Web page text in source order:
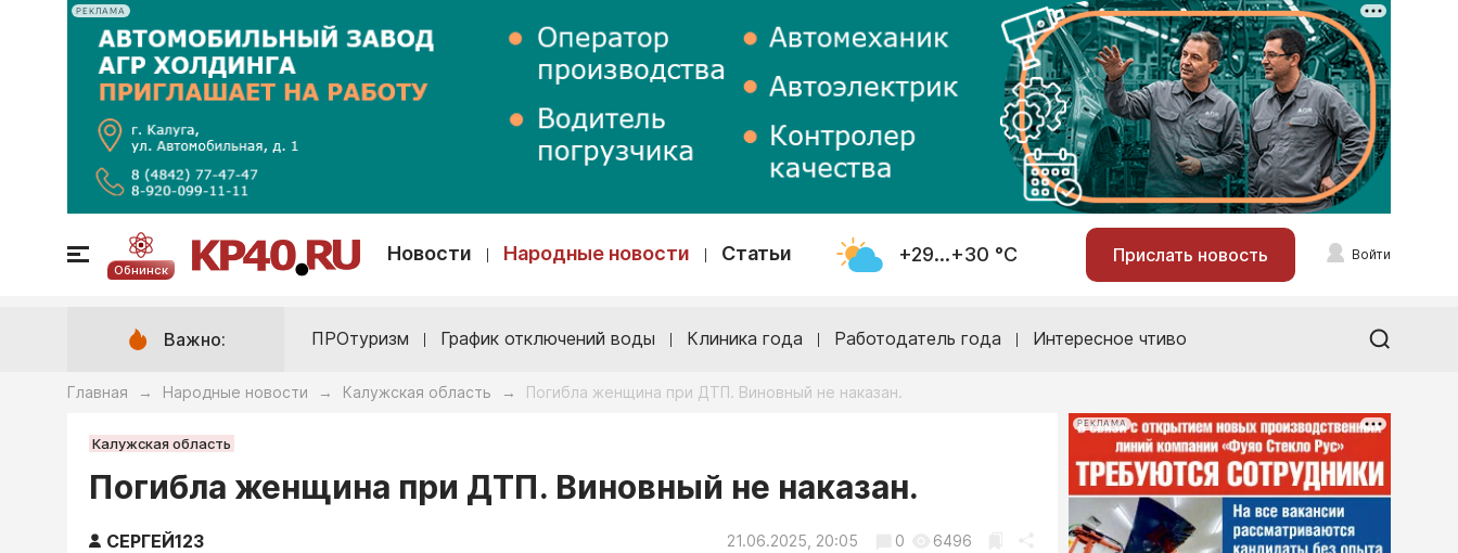
РЕКЛАМА
Обнинск
Новости Народные новости Статьи +29...+30 °С Прислать новость Войти
Важно: ПРОтуризм График отключений воды Клиника года Работодатель года Интересное чтиво
Главная → Народные новости → Калужская область → Погибла женщина при ДТП. Виновный не наказан.
Калужская область
Погибла женщина при ДТП. Виновный не наказан.
СЕРГЕЙ123 21.06.2025, 20:05 0 6496
РЕКЛАМА